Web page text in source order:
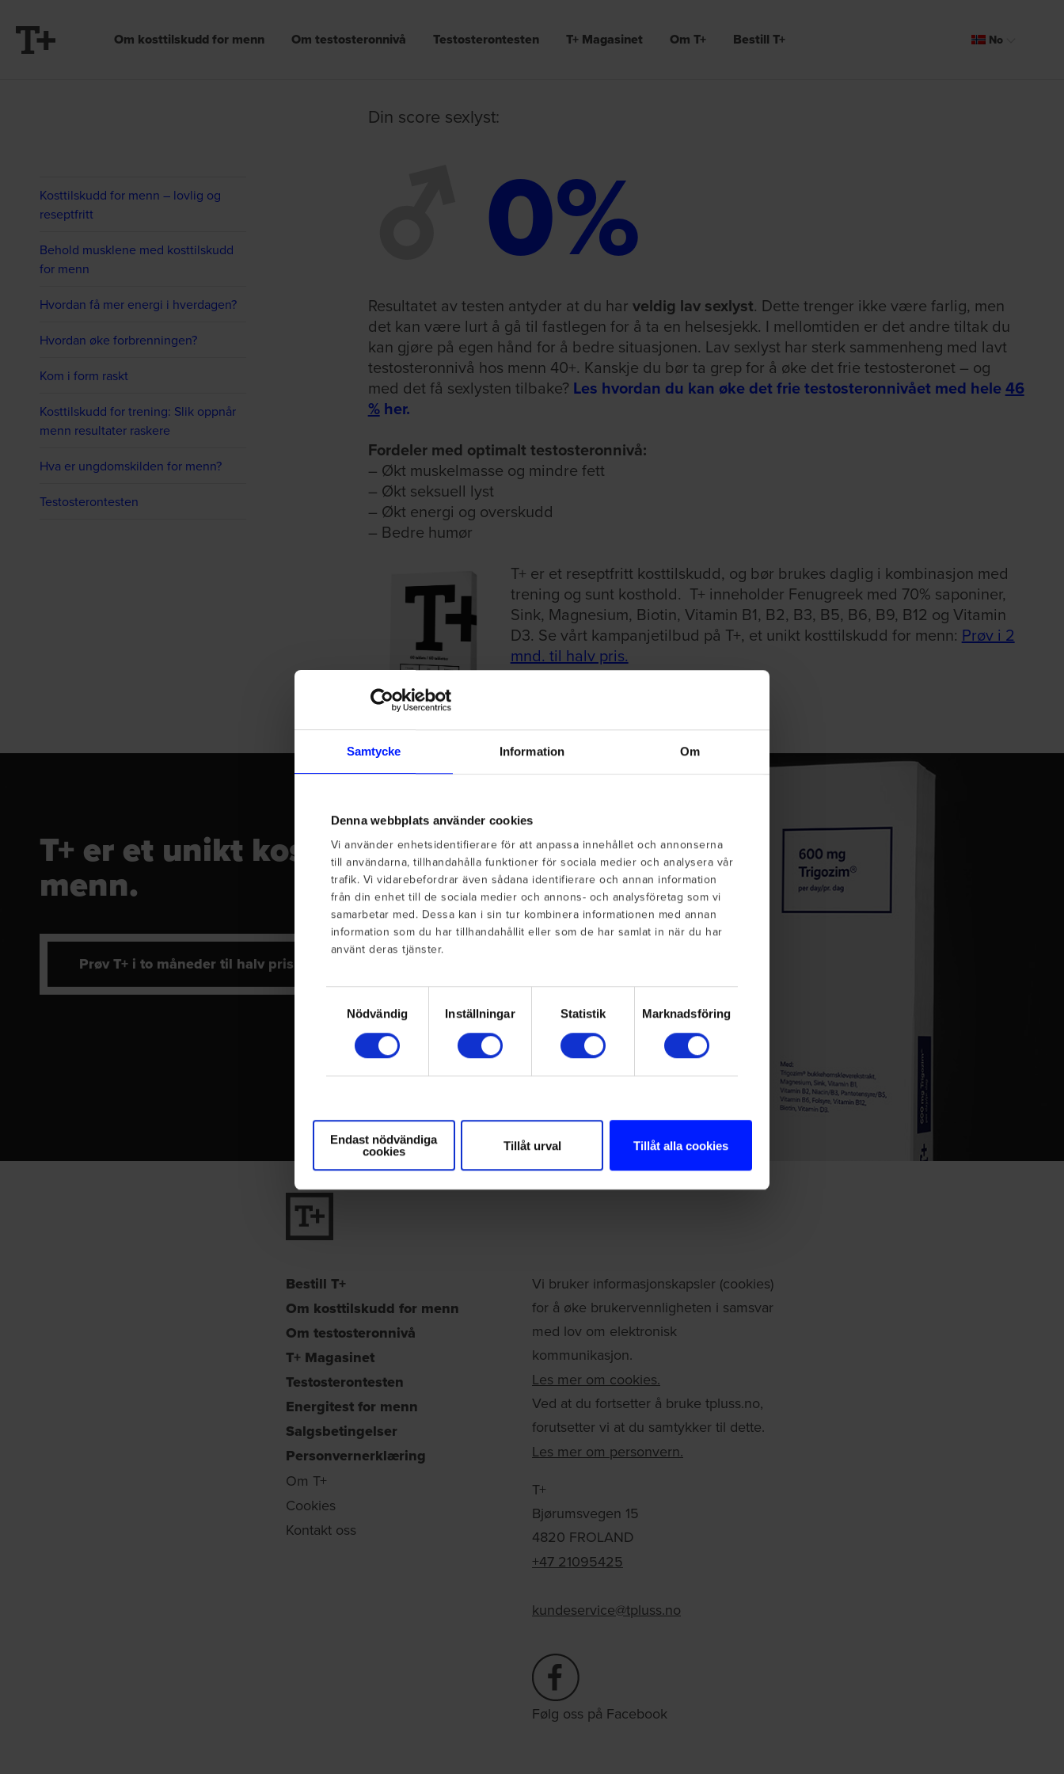
Samtycke Information Om
Denna webbplats använder cookies
Vi använder enhetsidentifierare för att anpassa innehållet och annonserna
till användarna, tillhandahålla funktioner för sociala medier och analysera vår
trafik. Vi vidarebefordrar även sådana identifierare och annan information
från din enhet till de sociala medier och annons- och analysföretag som vi
samarbetar med. Dessa kan i sin tur kombinera informationen med annan
information som du har tillhandahållit eller som de har samlat in när du har
använt deras tjänster.
Nödvändig
Inställningar Statistik Marknadsföring
Endast nödvändiga
cookies
Tillåt urval Tillåt alla cookies
Om kosttilskudd for menn Om testosteronnivå Testosterontesten T+ Magasinet Om T+ Bestill T+
No
Din score sexlyst:
Kosttilskudd for menn – lovlig og
reseptfritt
Behold musklene med kosttilskudd
for menn
Hvordan få mer energi i hverdagen?
Hvordan øke forbrenningen?
Kom i form raskt
Kosttilskudd for trening: Slik oppnår
menn resultater raskere
Hva er ungdomskilden for menn?
Testosterontesten
0%
Resultatet av testen antyder at du har veldig lav sexlyst. Dette trenger ikke være farlig, men
det kan være lurt å gå til fastlegen for å ta en helsesjekk. I mellomtiden er det andre tiltak du
kan gjøre på egen hånd for å bedre situasjonen. Lav sexlyst har sterk sammenheng med lavt
testosteronnivå hos menn 40+. Kanskje du bør ta grep for å øke det frie testosteronet – og
med det få sexlysten tilbake?Les hvordan du kan øke det frie testosteronnivået med hele 46
%her.
Fordeler med optimalt testosteronnivå:
– Økt muskelmasse og mindre fett
– Økt seksuell lyst
– Økt energi og overskudd
– Bedre humør
T+ er et reseptfritt kosttilskudd, og bør brukes daglig i kombinasjon med
trening og sunt kosthold. T+ inneholder Fenugreek med 70% saponiner,
Sink, Magnesium, Biotin, Vitamin B1, B2, B3, B5, B6, B9, B12 og Vitamin
D3. Se vårt kampanjetilbud på T+, et unikt kosttilskudd for menn: Prøv i 2
mnd. til halv pris.
T+ er et unikt kosttilskudd for
menn.
Prøv T+ i to måneder til halv pris
Bestill T+
Om kosttilskudd for menn
Om testosteronnivå
T+ Magasinet
Testosterontesten
Energitest for menn
Salgsbetingelser
Personvernerklæring
Om T+
Cookies
Kontakt oss
Vi bruker informasjonskapsler (cookies)
for å øke brukervennligheten i samsvar
med lov om elektronisk
kommunikasjon.
Les mer om cookies.
Ved at du fortsetter å bruke tpluss.no,
forutsetter vi at du samtykker til dette.
Les mer om personvern.
T+
Bjørumsvegen 15
4820 FROLAND
+47 21095425
kundeservice@tpluss.no
Følg oss på Facebook